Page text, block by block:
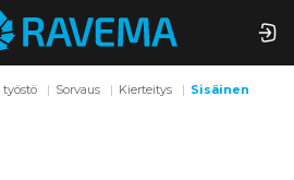
työstö Sorvaus Kierteitys Sisäinen